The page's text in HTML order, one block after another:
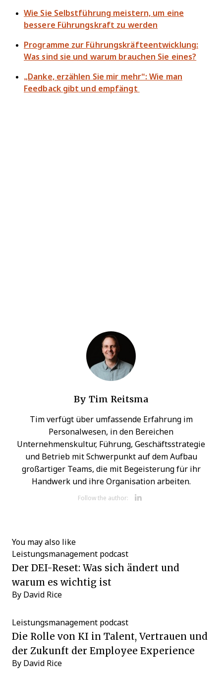
Wie Sie Selbstführung meistern, um eine
bessere Führungskraft zu werden
Programme zur Führungskräfteentwicklung:
Was sind sie und warum brauchen Sie eines?
„Danke, erzählen Sie mir mehr“: Wie man
Feedback gibt und empfängt
By Tim Reitsma
Tim verfügt über umfassende Erfahrung im
Personalwesen, in den Bereichen
Unternehmenskultur, Führung, Geschäftsstrategie
und Betrieb mit Schwerpunkt auf dem Aufbau
großartiger Teams, die mit Begeisterung für ihr
Handwerk und ihre Organisation arbeiten.
Follow the author:
You may also like
Leistungsmanagement podcast
Der DEI-Reset: Was sich ändert und
warum es wichtig ist
By David Rice
Leistungsmanagement podcast
Die Rolle von KI in Talent, Vertrauen und
der Zukunft der Employee Experience
By David Rice